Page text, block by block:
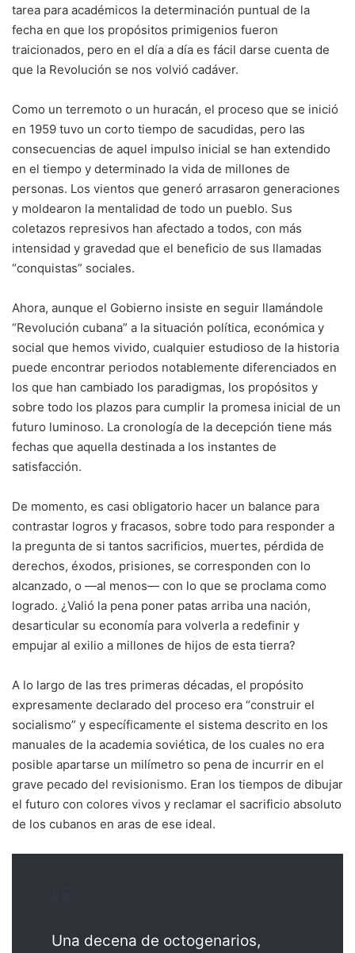
tarea para académicos la determinación puntual de la
fecha en que los propósitos primigenios fueron
traicionados, pero en el día a día es fácil darse cuenta de
que la Revolución se nos volvió cadáver.
Como un terremoto o un huracán, el proceso que se inició
en 1959 tuvo un corto tiempo de sacudidas, pero las
consecuencias de aquel impulso inicial se han extendido
en el tiempo y determinado la vida de millones de
personas. Los vientos que generó arrasaron generaciones
y moldearon la mentalidad de todo un pueblo. Sus
coletazos represivos han afectado a todos, con más
intensidad y gravedad que el beneficio de sus llamadas
“conquistas” sociales.
Ahora, aunque el Gobierno insiste en seguir llamándole
“Revolución cubana” a la situación política, económica y
social que hemos vivido, cualquier estudioso de la historia
puede encontrar periodos notablemente diferenciados en
los que han cambiado los paradigmas, los propósitos y
sobre todo los plazos para cumplir la promesa inicial de un
futuro luminoso. La cronología de la decepción tiene más
fechas que aquella destinada a los instantes de
satisfacción.
De momento, es casi obligatorio hacer un balance para
contrastar logros y fracasos, sobre todo para responder a
la pregunta de si tantos sacrificios, muertes, pérdida de
derechos, éxodos, prisiones, se corresponden con lo
alcanzado, o —al menos— con lo que se proclama como
logrado. ¿Valió la pena poner patas arriba una nación,
desarticular su economía para volverla a redefinir y
empujar al exilio a millones de hijos de esta tierra?
A lo largo de las tres primeras décadas, el propósito
expresamente declarado del proceso era “construir el
socialismo” y específicamente el sistema descrito en los
manuales de la academia soviética, de los cuales no era
posible apartarse un milímetro so pena de incurrir en el
grave pecado del revisionismo. Eran los tiempos de dibujar
el futuro con colores vivos y reclamar el sacrificio absoluto
de los cubanos en aras de ese ideal.
Una decena de octogenarios,